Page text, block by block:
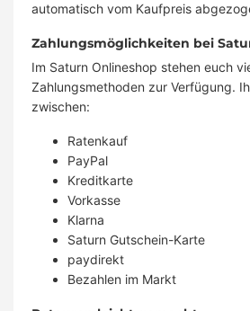
automatisch vom Kaufpreis
Zahlungsmöglichkeiten bei
Im Saturn Onlineshop stehen euch
Zahlungsmethoden zur Verfügung.
zwischen:
Ratenkauf
PayPal
Kreditkarte
Vorkasse
Klarna
Saturn Gutschein-Karte
paydirekt
Bezahlen im Markt